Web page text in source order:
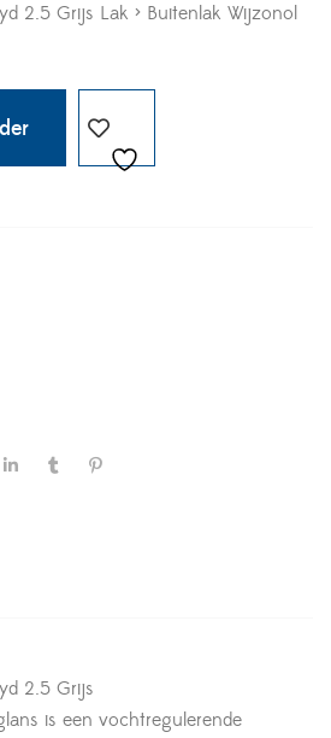
2.5 Grijs Lak > Buitenlak Wijzonol
2.5 Grijs
is een vochtregulerende